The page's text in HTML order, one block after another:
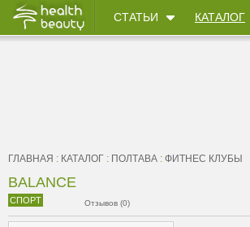
СТАТЬИ КАТАЛОГ
ГЛАВНАЯ : КАТАЛОГ : ПОЛТАВА : ФИТНЕС КЛУБЫ
BALANCE
СПОРТ Отзывов (0)